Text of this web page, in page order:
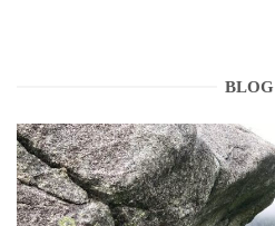
BLOG